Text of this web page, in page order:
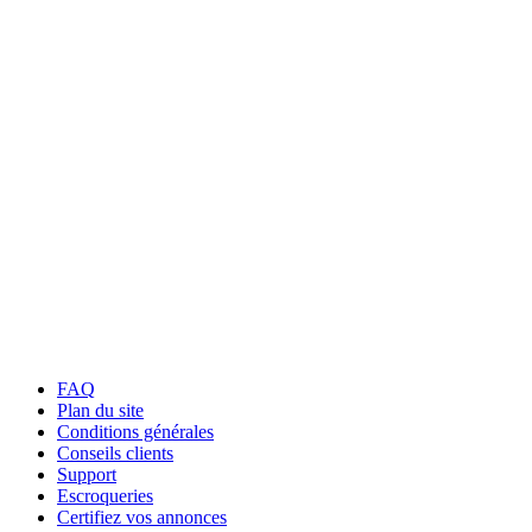
FAQ
Plan du site
Conditions générales
Conseils clients
Support
Escroqueries
Certifiez vos annonces